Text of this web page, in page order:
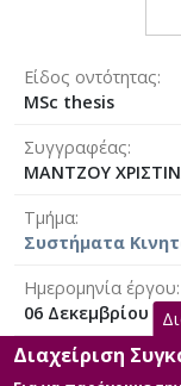
Είδος οντότητας
MSc thesis
Συγγραφέας
ΜΑΝΤΖΟΥ
Τμήμα
Συστήματα
Ημερομηνία έργου
06 Δεκεμβρίου
Επιβλέπων
Διαχείριση